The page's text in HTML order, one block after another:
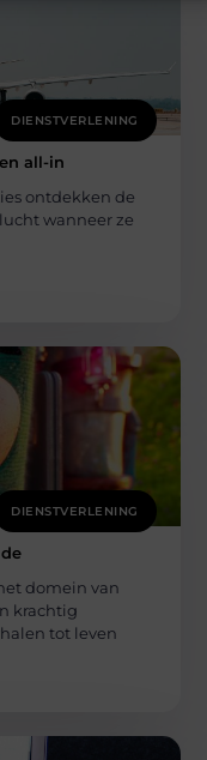
DIENSTVERLENING
all-in
ontdekken de
wanneer ze
DIENSTVERLENING
domein van
krachtig
tot leven